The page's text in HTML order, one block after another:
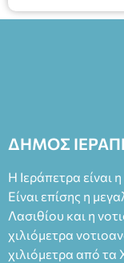
ΔΗΜΟΣ
Η Ιεράπετρα είναι
Είναι επίσης η
Λασιθίου και η
χιλιόμετρα
χιλιόμετρα από τα